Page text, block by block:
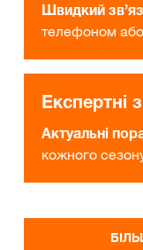
Швидкий
телефоном
Експертні
Актуальні
кожного